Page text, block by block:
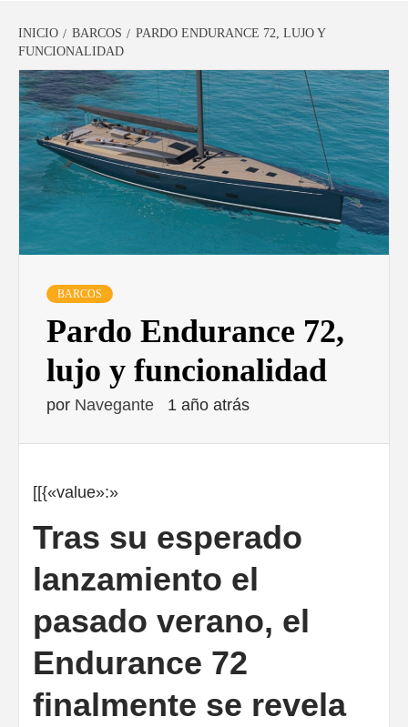
INICIO BARCOS
PARDO ENDURANCE 72, LUJO Y
FUNCIONALIDAD
BARCOS
Pardo Endurance 72,
lujo y funcionalidad
por Navegante 1 año atrás
[[{«value»:»
Tras su esperado
lanzamiento el
pasado verano, el
Endurance 72
finalmente se revela